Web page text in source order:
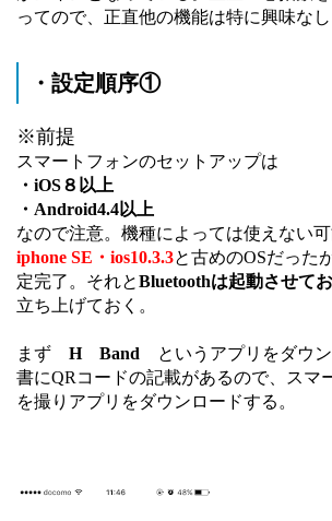
ってので、正直他の機能は特に興味なし
・設定順序①
※前提
スマートフォンのセットアップは
・iOS８以上
・Android4.4以上
なので注意。機種によっては使えない可
iphone SE・ ios10.3.3と古めのOSだった
定完了。 それとBluetoothは起動させて
立ち上げておく。
まず H Band というアプリをダウ
書にQRコードの記載があるので、スマ
を撮りアプリをダウンロードする。